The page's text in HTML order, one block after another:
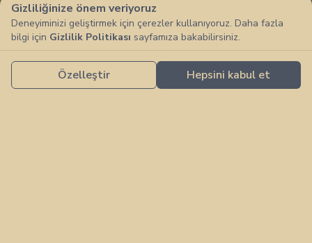
Gizliliğinize önem veriyoruz
Deneyiminizi geliştirmek için çerezler kullanıyoruz. Daha fazla
bilgi için Gizlilik Politikası sayfamıza bakabilirsiniz.
Özelleştir Hepsini kabul et